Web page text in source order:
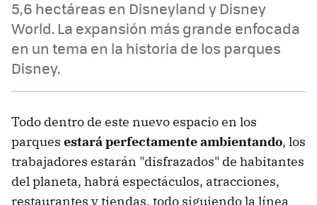
5,6 hectáreas en Disneyland y Disney
World. La expansión más grande enfocada
en un tema en la historia de los parques
Disney.
Todo dentro de este nuevo espacio en los
parques estará perfectamente ambientando, los
trabajadores estarán "disfrazados" de habitantes
del planeta, habrá espectáculos, atracciones,
restaurantes y tiendas, todo siguiendo la línea